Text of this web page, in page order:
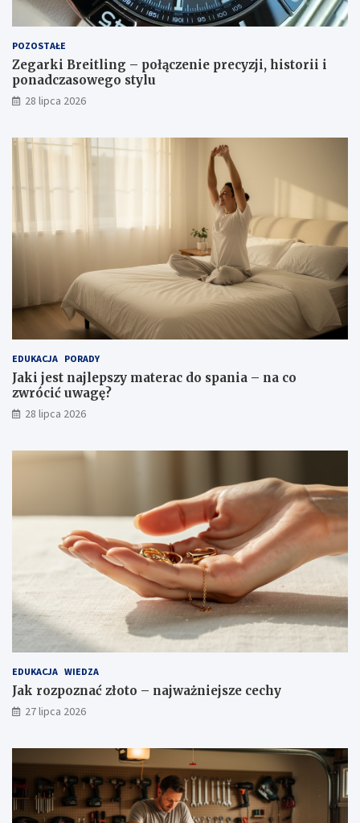
POZOSTAŁE
Zegarki Breitling – połączenie precyzji, historii i
ponadczasowego stylu
28 lipca 2026
EDUKACJA PORADY
Jaki jest najlepszy materac do spania – na co
zwrócić uwagę?
28 lipca 2026
EDUKACJA WIEDZA
Jak rozpoznać złoto – najważniejsze cechy
27 lipca 2026